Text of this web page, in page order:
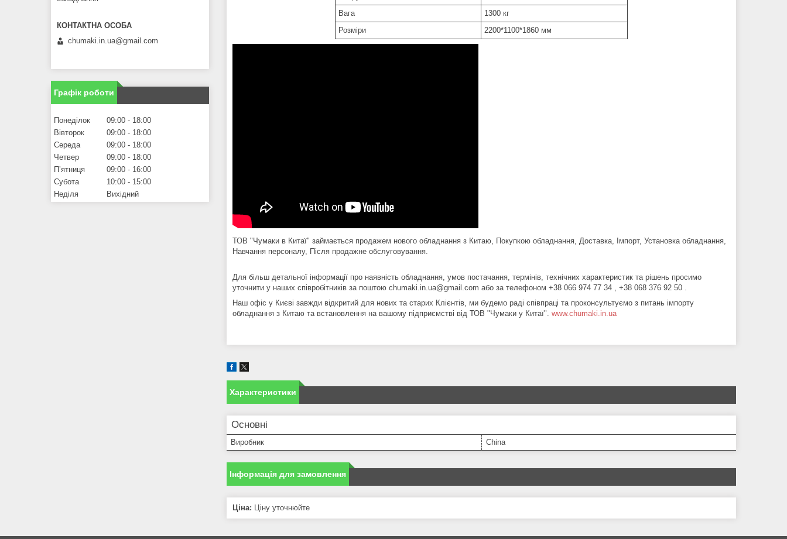
Вага
1300 кг
Розміри
2200*1100*1860 мм
ТОВ "Чумаки в Китаї" займається продажем нового обладнання з Китаю, Покупкою обладнання, Доставка, Імпорт, Установка обладнання,
Навчання персоналу, Після продажне обслуговування.
Для більш детальної інформації про наявність обладнання, умов постачання, термінів, технічних характеристик та рішень просимо
уточнити у наших співробітників за поштою chumaki.in.ua@gmail.com або за телефоном +38 066 974 77 34 , +38 068 376 92 50 .
Наш офіс у Києві завжди відкритий для нових та старих Клієнтів, ми будемо раді співпраці та проконсультуємо з питань імпорту
обладнання з Китаю та встановлення на вашому підприємстві від ТОВ "Чумаки у Китаї". www.chumaki.in.ua
Характеристики
Основні
Виробник China
Інформація для замовлення
Ціна: Ціну уточнюйте
chumaki.in.ua@gmail.com
Графік роботи
Понеділок 09:00
18:00
Вівторок
09:00
18:00
Середа
09:00
18:00
Четвер
09:00
18:00
Пʼятниця
09:00
16:00
Субота
10:00
15:00
Неділя
Вихідний